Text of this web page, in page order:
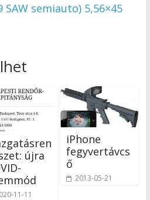
SAW semiauto) 5,56×45
újra
11-11
iPhone
fegyvertávcs
ő
2013-05-21